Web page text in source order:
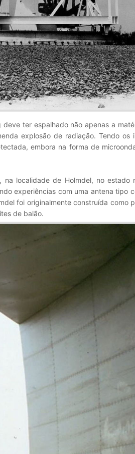
ter espalhado não apenas a
explosão de radiação. Tendo os
embora na forma de
localidade de Holmdel, no estado
experiências com uma antena tipo
foi originalmente construída como
de balão.